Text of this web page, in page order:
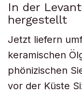
In der
hergestellt
Jetzt liefern
keramischen
phönizischen
vor der Küste